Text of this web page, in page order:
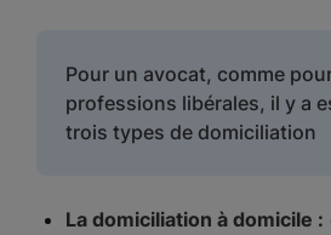
Pour un avocat, comme
professions libérales, il y a
trois types de domiciliation
La domiciliation à domicile :